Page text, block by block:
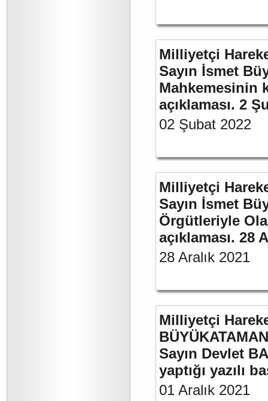
Milliyetçi
Sayın İsmet
Mahkemesinin
açıklaması. 2
02 Şubat 2022
Milliyetçi
Sayın İsmet
Örgütleriyle
açıklaması. 28
28 Aralık 2021
Milliyetçi
Sayın Devlet
yaptığı yazılı
01 Aralık 2021